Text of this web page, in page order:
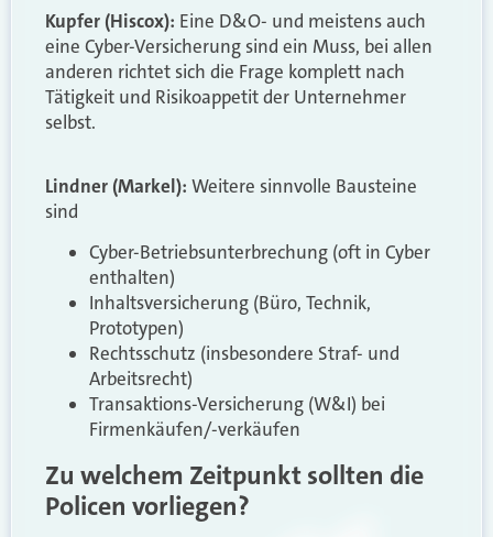
Kupfer (Hiscox): Eine D&O- und meistens auch
eine Cyber-Versicherung sind ein Muss, bei allen
anderen richtet sich die Frage komplett nach
Tätigkeit und Risikoappetit der Unternehmer
selbst.
Lindner (Markel): Weitere sinnvolle Bausteine
sind
Cyber-Betriebsunterbrechung (oft in Cyber
enthalten)
Inhaltsversicherung (Büro, Technik,
Prototypen)
Rechtsschutz (insbesondere Straf- und
Arbeitsrecht)
Transaktions-Versicherung (W&I) bei
Firmenkäufen/-verkäufen
Zu welchem Zeitpunkt sollten die
Policen vorliegen?